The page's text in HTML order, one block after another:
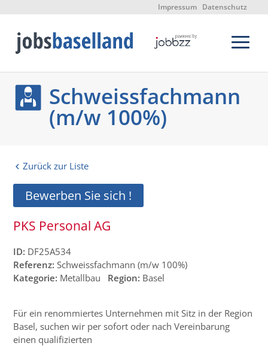
Impressum Datenschutz
Schweissfachmann
(m/w 100%)
Zurück zur Liste
Bewerben Sie sich !
PKS Personal AG
ID: DF25A534
Referenz: Schweissfachmann (m/w 100%)
Kategorie: Metallbau Region: Basel
Für ein renommiertes Unternehmen mit Sitz in der Region
Basel, suchen wir per sofort oder nach Vereinbarung
einen qualifizierten